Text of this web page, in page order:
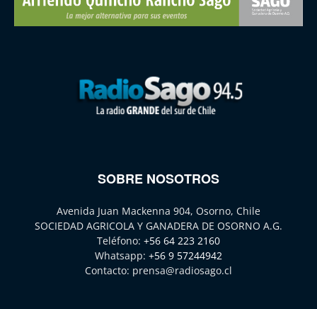
SOBRE NOSOTROS
Avenida Juan Mackenna 904, Osorno, Chile
SOCIEDAD AGRICOLA Y GANADERA DE OSORNO A.G.
Teléfono: +56 64 223 2160
Whatsapp: +56 9 57244942
Contacto: prensa@radiosago.cl